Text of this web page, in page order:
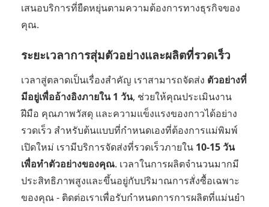
เสนอบริการที่ยืดหยุ่นตามความต้องการทางธุรกิจของ
คุณ.
ระยะเวลาการสุ่มตัวอย่างและผลิตที่รวดเร็ว
เวลาสู่ตลาดเป็นเรื่องสำคัญ เราสามารถจัดส่ง ตัวอย่างที่
มีอยู่เพื่ออ้างอิงภายใน 1 วัน, ช่วยให้คุณประเมินงาน
ฝีมือ คุณภาพวัสดุ และความแข็งแรงของกาวได้อย่าง
รวดเร็ว สำหรับต้นแบบที่กำหนดเองที่ต้องการแม่พิมพ์
เปิดใหม่ เรามีบริการจัดส่งที่รวดเร็วภายใน 10-15 วัน
เพื่อทำตัวอย่างของคุณ. เวลาในการผลิตจำนวนมากมี
ประสิทธิภาพสูงและขึ้นอยู่กับปริมาณการสั่งซื้อเฉพาะ
ของคุณ - ติดต่อเราเพื่อรับกำหนดการการผลิตที่แม่นยำ